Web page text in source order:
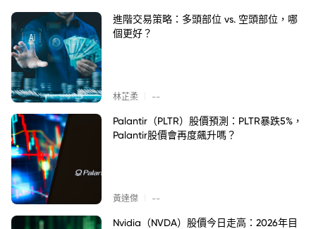
進階交易策略：多頭部位 vs. 空頭部位，哪
個更好？
林芷柔 --
Palantir（PLTR）股價預測：PLTR暴跌5%，
Palantir股價會再度飆升嗎？
黃達傑 --
Nvidia（NVDA）股價今日走高：2026年目